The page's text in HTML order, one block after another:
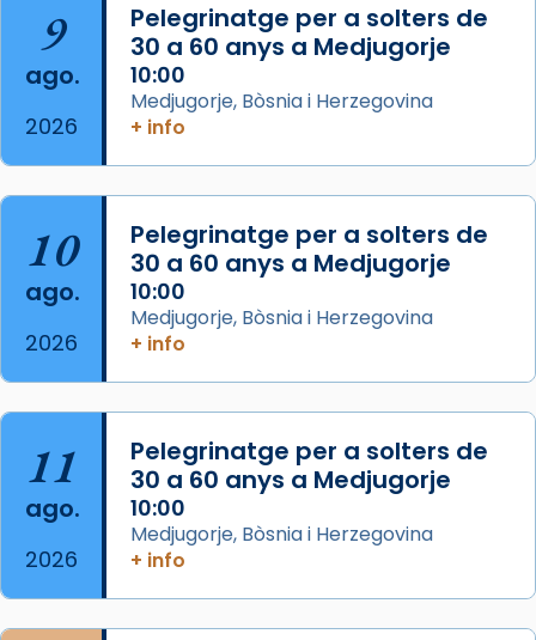
Josep Omella, ha presidit la missa i l’ha
concelebrat el bisbe auxiliar de Barcelona,
Mons. David Abadías.
📸 Dr. G. Simón
Foto
Arquebisbat de Barcelona
2 weeks ago
Memòria de les santes Juliana i
Acompanyant la història de sant Cugat, a
partir de l’Edat Mitjana sorgeix la tradició
que les santes Juliana (“relatiu a Júlia”) i
Semproniana (“relatiu a Semprònia =
eterna”) són deixebles seves. I l’any 1667, el
frare Joan Gaspar Roig, afirma en una obra
que les santes són filles de l’antiga Iluro.
Mataró en reivindicarà les relíq
9
ago.
2026
Pelegrinatge per a solters de
30 a 60 anys a Medjugorje
10:00
Medjugorje, Bòsnia i Herzegovina
+ info
10
ago.
2026
Pelegrinatge per a solters de
30 a 60 anys a Medjugorje
10:00
Medjugorje, Bòsnia i Herzegovina
+ info
11
ago.
2026
Pelegrinatge per a solters de
30 a 60 anys a Medjugorje
10:00
Medjugorje, Bòsnia i Herzegovina
+ info